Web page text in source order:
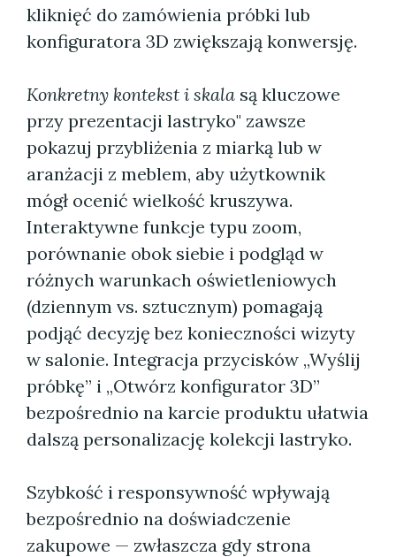
kliknięć do zamówienia próbki lub
konfiguratora 3D zwiększają konwersję.
Konkretny kontekst i skala są kluczowe
przy prezentacji lastryko" zawsze
pokazuj przybliżenia z miarką lub w
aranżacji z meblem, aby użytkownik
mógł ocenić wielkość kruszywa.
Interaktywne funkcje typu zoom,
porównanie obok siebie i podgląd w
różnych warunkach oświetleniowych
(dziennym vs. sztucznym) pomagają
podjąć decyzję bez konieczności wizyty
w salonie. Integracja przycisków „Wyślij
próbkę” i „Otwórz konfigurator 3D”
bezpośrednio na karcie produktu ułatwia
dalszą personalizację kolekcji lastryko.
Szybkość i responsywność wpływają
bezpośrednio na doświadczenie
zakupowe — zwłaszcza gdy strona